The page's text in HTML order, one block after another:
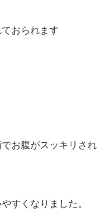
おられます
お腹がスッキリされ
すくなりました。